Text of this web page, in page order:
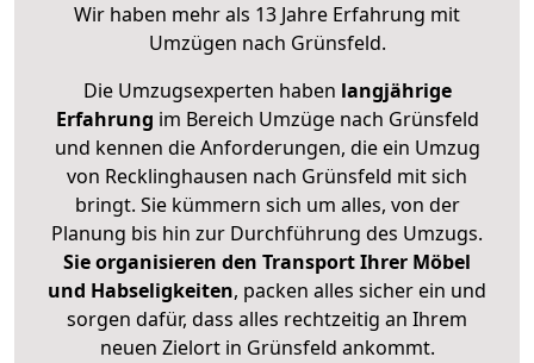
Wir haben mehr als 13 Jahre Erfahrung mit
Umzügen nach Grünsfeld.
Die Umzugsexperten haben langjährige
Erfahrung im Bereich Umzüge nach Grünsfeld
und kennen die Anforderungen, die ein Umzug
von Recklinghausen nach Grünsfeld mit sich
bringt. Sie kümmern sich um alles, von der
Planung bis hin zur Durchführung des Umzugs.
Sie organisieren den Transport Ihrer Möbel
und Habseligkeiten, packen alles sicher ein und
sorgen dafür, dass alles rechtzeitig an Ihrem
neuen Zielort in Grünsfeld ankommt.